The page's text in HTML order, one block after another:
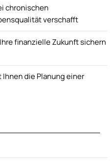
chronischen
verschafft
finanzielle Zukunft sichern
die Planung einer